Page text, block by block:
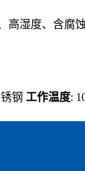
湿度、含腐
钢 工作温度: